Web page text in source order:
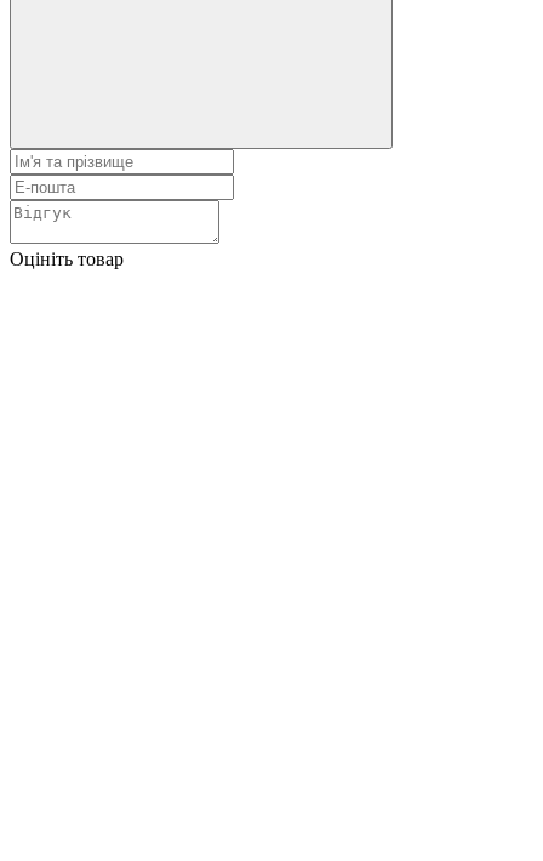
Оцініть товар